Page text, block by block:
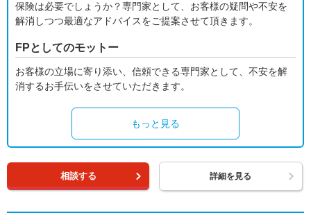
保険は必要でしょうか？専門家として、お客様の疑問や不安を
解消しつつ最適なアドバイスをご提案させて頂きます。
FPとしてのモットー
お客様の立場に寄り添い、信頼できる専門家として、不安を解
消するお手伝いをさせていただきます。
もっと見る
相談する 詳細を見る